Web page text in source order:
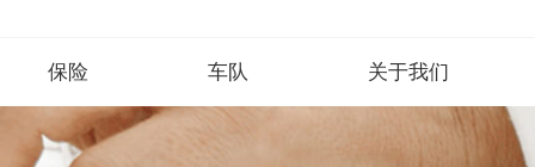
保险
保险
车队 关于我们
关于我们